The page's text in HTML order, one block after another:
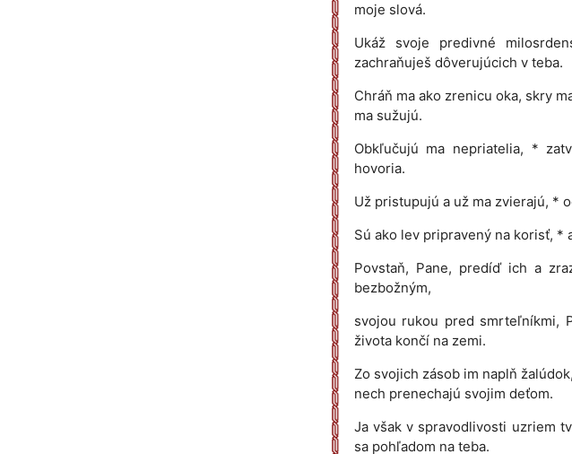
moje slová.
Ukáž svoje predivné
zachraňuješ dôverujúcich v teba.
Chráň ma ako zrenicu oka, skry
ma sužujú.
Obkľučujú ma nepriatelia, *
hovoria.
Už pristupujú a už ma zvierajú, *
Sú ako lev pripravený na korisť, *
Povstaň, Pane, predíď ich a
bezbožným,
svojou rukou pred smrteľníkmi,
života končí na zemi.
Zo svojich zásob im naplň
nech prenechajú svojim deťom.
Ja však v spravodlivosti uzriem
sa pohľadom na teba.